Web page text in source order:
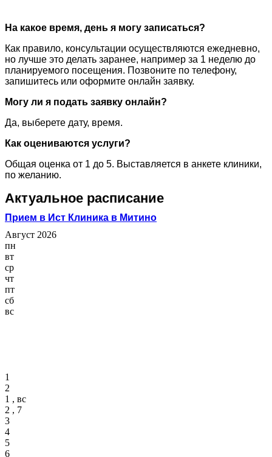
На какое время, день я могу записаться?
Как правило, консультации осуществляются ежедневно,
но лучше это делать заранее, например за 1 неделю до
планируемого посещения. Позвоните по телефону,
запишитесь или оформите онлайн заявку.
Могу ли я подать заявку онлайн?
Да, выберете дату, время.
Как оцениваются услуги?
Общая оценка от 1 до 5. Выставляется в анкете клиники,
по желанию.
Актуальное расписание
Прием в Ист Клиника в Митино
Август 2026
пн
вт
ср
чт
пт
сб
вс
1
2
1 , вс
2 , 7
3
4
5
6